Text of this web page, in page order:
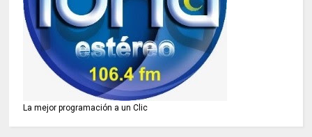
La mejor programación a un Clic